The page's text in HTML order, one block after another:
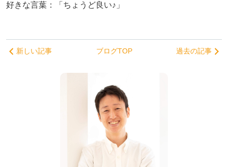
好きな言葉：「ちょうど良い♪」
新しい記事 ブログTOP 過去の記事